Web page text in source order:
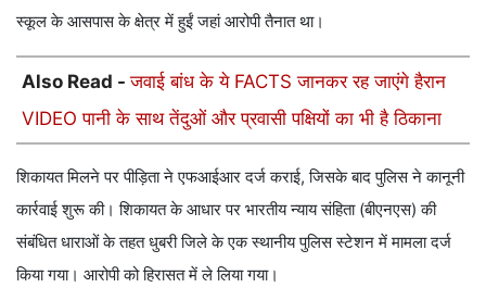
स्कूल के आसपास के क्षेत्र में हुईं जहां आरोपी तैनात था।
Also Read -जवाई बांध के ये FACTS जानकर रह जाएंगे हैरान
VIDEO पानी के साथ तेंदुओं और प्रवासी पक्षियों का भी है ठिकाना
शिकायत मिलने पर पीड़िता ने एफआईआर दर्ज कराई, जिसके बाद पुलिस ने कानूनी
कार्रवाई शुरू की। शिकायत के आधार पर भारतीय न्याय संहिता (बीएनएस) की
संबंधित धाराओं के तहत धुबरी जिले के एक स्थानीय पुलिस स्टेशन में मामला दर्ज
किया गया। आरोपी को हिरासत में ले लिया गया।